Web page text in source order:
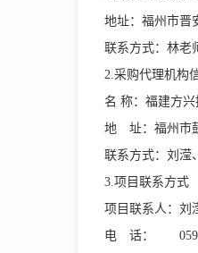
地址：福州市晋
联系方式：林老
2.采购代理机构
名 称：福
地 址：福州市
联系方式：刘滢
3.项目联系方式
项目联系人：刘
电 话：